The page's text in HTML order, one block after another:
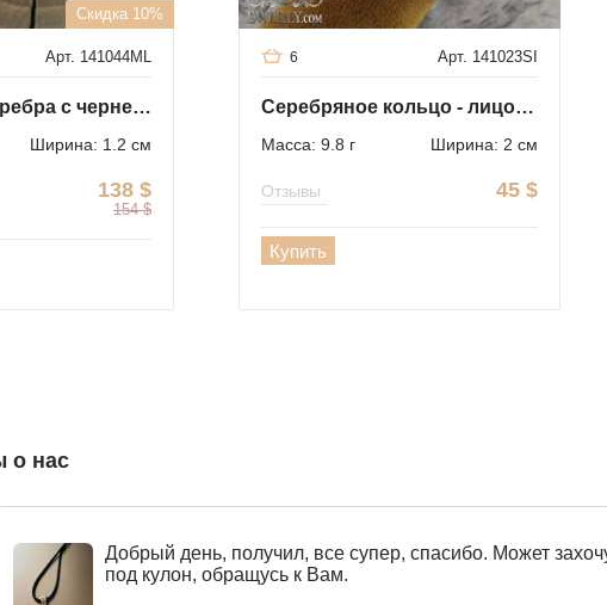
Скидка 10%
Арт. 141044ML
Кольцо из серебра с чернением и сапфиром
Ширина: 1.2 см
138 $
154 $
Арт. 141023SI
6
Серебряное кольцо - лицо байкера
Масса: 9.8 г Ширина: 2 см
45 $
Отзывы
Купить
о нас
Добрый день, получил, все супер, спасибо. Может
под кулон, обращусь к Вам.